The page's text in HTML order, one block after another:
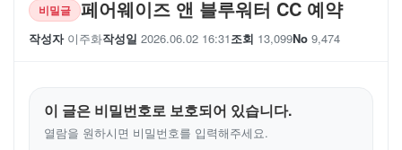
비밀글 페어웨이즈 앤 블루워터 CC 예약
작성자이주화작성일 2026.06.02 16:31조회 13,099No 9,474
이 글은 비밀번호로 보호되어 있습니다.
열람을 원하시면 비밀번호를 입력해주세요.